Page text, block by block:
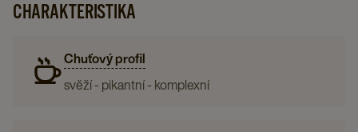
CHARAKTERISTIKA
Chuťový profil
svěží - pikantní - komplexní